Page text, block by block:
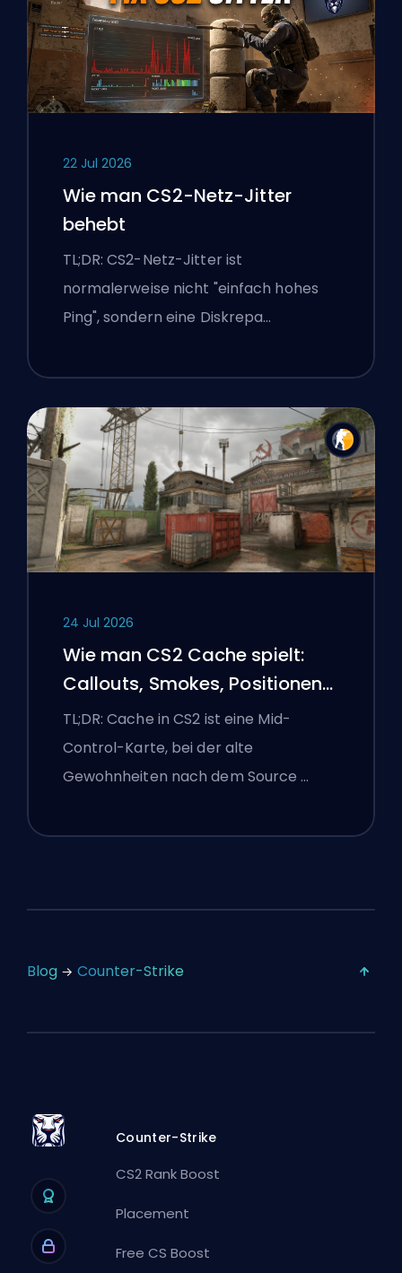
22 Jul 2026
Wie man CS2-Netz-Jitter
behebt
TL;DR: CS2-Netz-Jitter ist
normalerweise nicht "einfach hohes
Ping", sondern eine Diskrepa…
24 Jul 2026
Wie man CS2 Cache spielt:
Callouts, Smokes, Positionen
und Premier-Tipps
TL;DR: Cache in CS2 ist eine Mid-
Control-Karte, bei der alte
Gewohnheiten nach dem Source …
Blog Counter-Strike
Counter-Strike
CS2 Rank Boost
Placement
Free CS Boost